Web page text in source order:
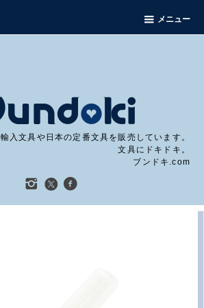
メニュー
輸入文具や日本の定番文具を販売しています。
文具にドキドキ。
ブンドキ.com